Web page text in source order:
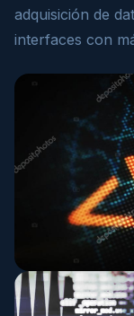
adquisición de
interfaces con